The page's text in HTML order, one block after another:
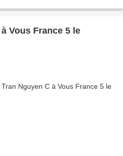
Vous France 5 le